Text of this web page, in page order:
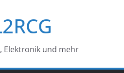
Elektronik und mehr